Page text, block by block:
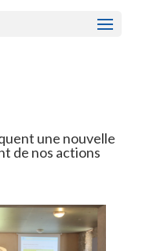
une nouvelle
de nos actions